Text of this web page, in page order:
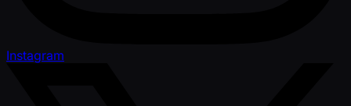
Instagram